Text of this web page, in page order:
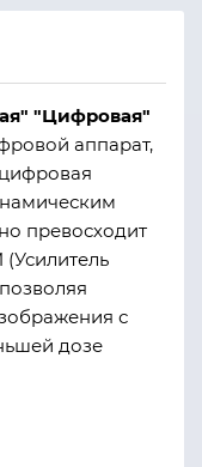
"Цифровая"
аппарат,
превосходит
с
дозе